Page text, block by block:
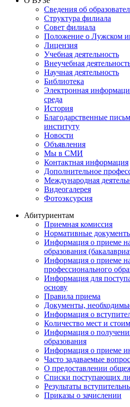
Сведения об
Структура филиала
Совет филиала
Положение о Лужском
Лицензия
Учебная деятельность
Внеучебная
Научная деятельность
Библиотека
Электронная
среда
История
Благодарственные
институту
Новости
Объявления
Мы в СМИ
Контактная информация
Дополнительное
Международная
Видеогалерея
Фотоэксурсия
Абитуриентам
Приемная комиссия
Нормативные
Информация о приеме
образования
Информация о приеме
профессионального
Информация для
основу
Правила приема
Документы,
Информация о
Количество мест и
Информация о
образования
Информация о приеме
Часто задаваемые
О предоставлении
Списки поступающих
Результаты
Приказы о зачислении